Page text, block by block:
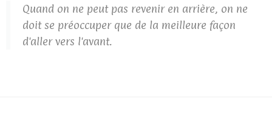
Quand on ne peut pas revenir en arrière, on ne
doit se préoccuper que de la meilleure façon
d'aller vers l'avant.